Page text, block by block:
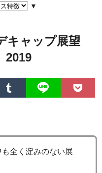
▼
キャップ展望
2019
全く淀みのない展